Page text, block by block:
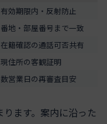
有効期限内・反射防止
番地・部屋番号まで一致
在籍確認の通話可否共有
現住所の客観証明
数営業日の再審査目安
ます。案内に沿った